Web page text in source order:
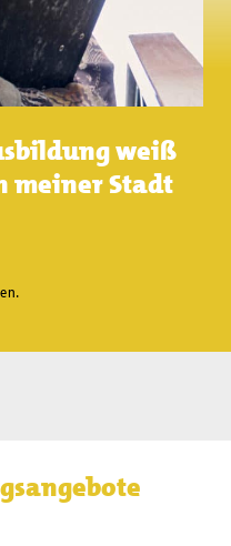
weiß
meiner Stadt